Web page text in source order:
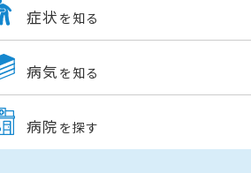
症状 を知る
病気 を知る
病院 を探す